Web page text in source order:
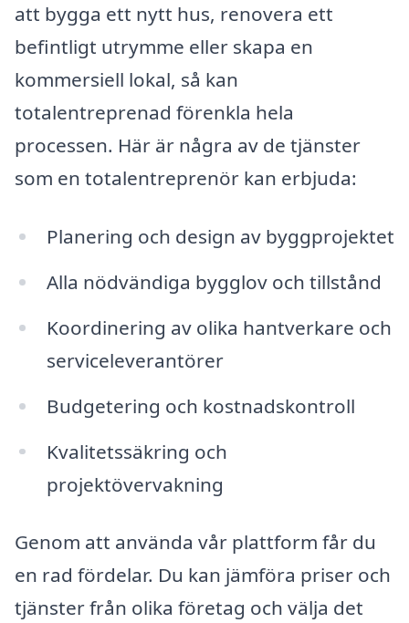
att bygga ett nytt hus, renovera ett
befintligt utrymme eller skapa en
kommersiell lokal, så kan
totalentreprenad förenkla hela
processen. Här är några av de tjänster
som en totalentreprenör kan erbjuda:
Planering och design av byggprojektet
Alla nödvändiga bygglov och tillstånd
Koordinering av olika hantverkare och
serviceleverantörer
Budgetering och kostnadskontroll
Kvalitetssäkring och
projektövervakning
Genom att använda vår plattform får du
en rad fördelar. Du kan jämföra priser och
tjänster från olika företag och välja det